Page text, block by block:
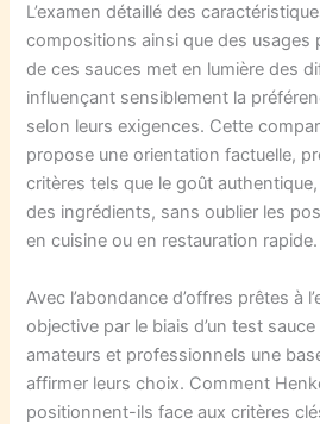
L’examen détaillé des
compositions ainsi que des usages
de ces sauces met en lumière des
influençant sensiblement la
selon leurs exigences. Cette
propose une orientation factuelle,
critères tels que le goût
des ingrédients, sans oublier les
en cuisine ou en restauration rapide.
Avec l’abondance d’offres prêtes à
objective par le biais d’un test
amateurs et professionnels une
affirmer leurs choix. Comment
positionnent-ils face aux critères